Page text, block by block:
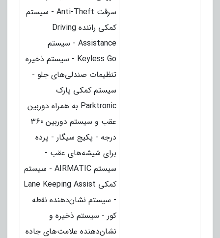
سرقت Anti-Theft - سیستم
کمکی راننده Driving
Assistance - سیستم
Keyless Go - سیستم ذخیره
تنظیمات صندلی‌های جلو -
سیستم کمکی پارک
Parktronic به همراه دوربین
عقب و سیستم دوربین 360
درجه - پکیج سیگار - پرده
برای شیشه‌های عقب -
سیستم AIRMATIC - سیستم
کمکی Lane Keeping Assist
- سیستم نشان‌دهنده نقطه
کور - سیستم ذخیره و
نشان‌دهنده علامت‌های جاده